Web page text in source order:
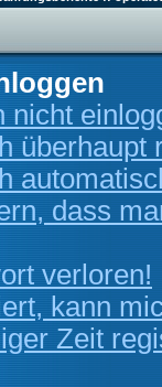
nicht
überhaupt
dass
verloren!
kann
Zeit